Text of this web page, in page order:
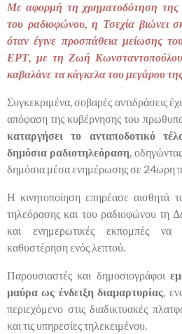
Με αφορμή τη χρηματοδότηση της
του ραδιοφώνου, η Τσεχία βιώνει
όταν έγινε προσπάθεια μείωσης
ΕΡΤ, με τη Ζωή
καβαλάνε τα κάγκελα του μεγάρου
Συγκεκριμένα, σοβαρές αντιδράσεις
απόφαση της κυβέρνησης του
καταργήσει το ανταποδοτικό
δημόσια ραδιοτηλεόραση,
δημόσια μέσα ενημέρωσης σε 24ωρη
Η κινητοποίηση επηρέασε αισθητά
τηλεόρασης και του ραδιοφώνου τη
και ενημερωτικές εκπομπές να
καθυστέρηση ενός λεπτού.
Παρουσιαστές και δημοσιογράφοι
μαύρα ως ένδειξη διαμαρτυρίας,
περιεχόμενο στις διαδικτυακές
και τις υπηρεσίες τηλεκειμένου.